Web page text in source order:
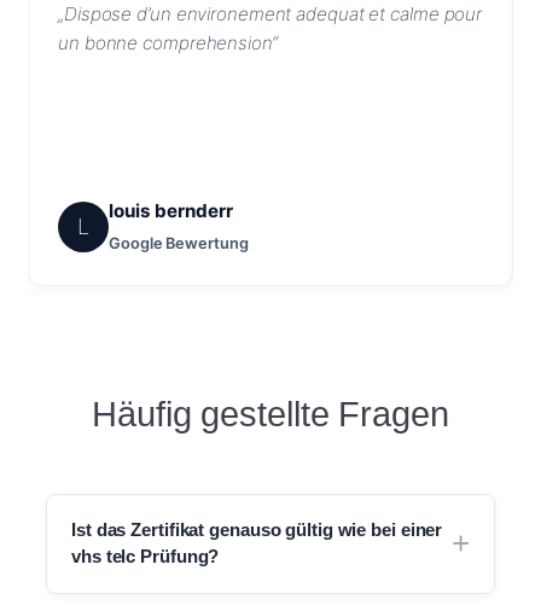
„Dispose d’un environement adequat et calme pour
un bonne comprehension“
L
louis bernderr
Google Bewertung
Häufig gestellte Fragen
Ist das Zertifikat genauso gültig wie bei einer
vhs telc Prüfung?